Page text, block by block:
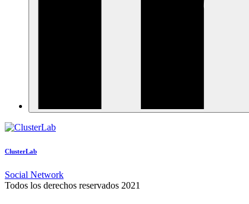
ClusterLab
Social Network
Todos los derechos reservados 2021